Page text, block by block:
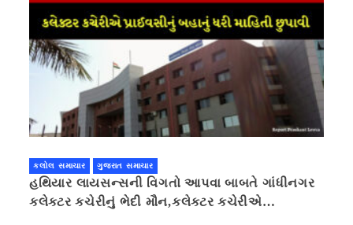
કલોલ સમાચાર ગુજરાત સમાચાર
હથિયાર લાયસન્સની વિગતો આપવા બાબતે ગાંધીનગર
કલેક્ટર કચેરીનું ભેદી મૌન,કલેક્ટર કચેરીએ